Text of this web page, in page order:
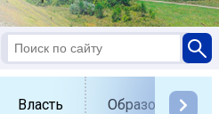
Власть Образование